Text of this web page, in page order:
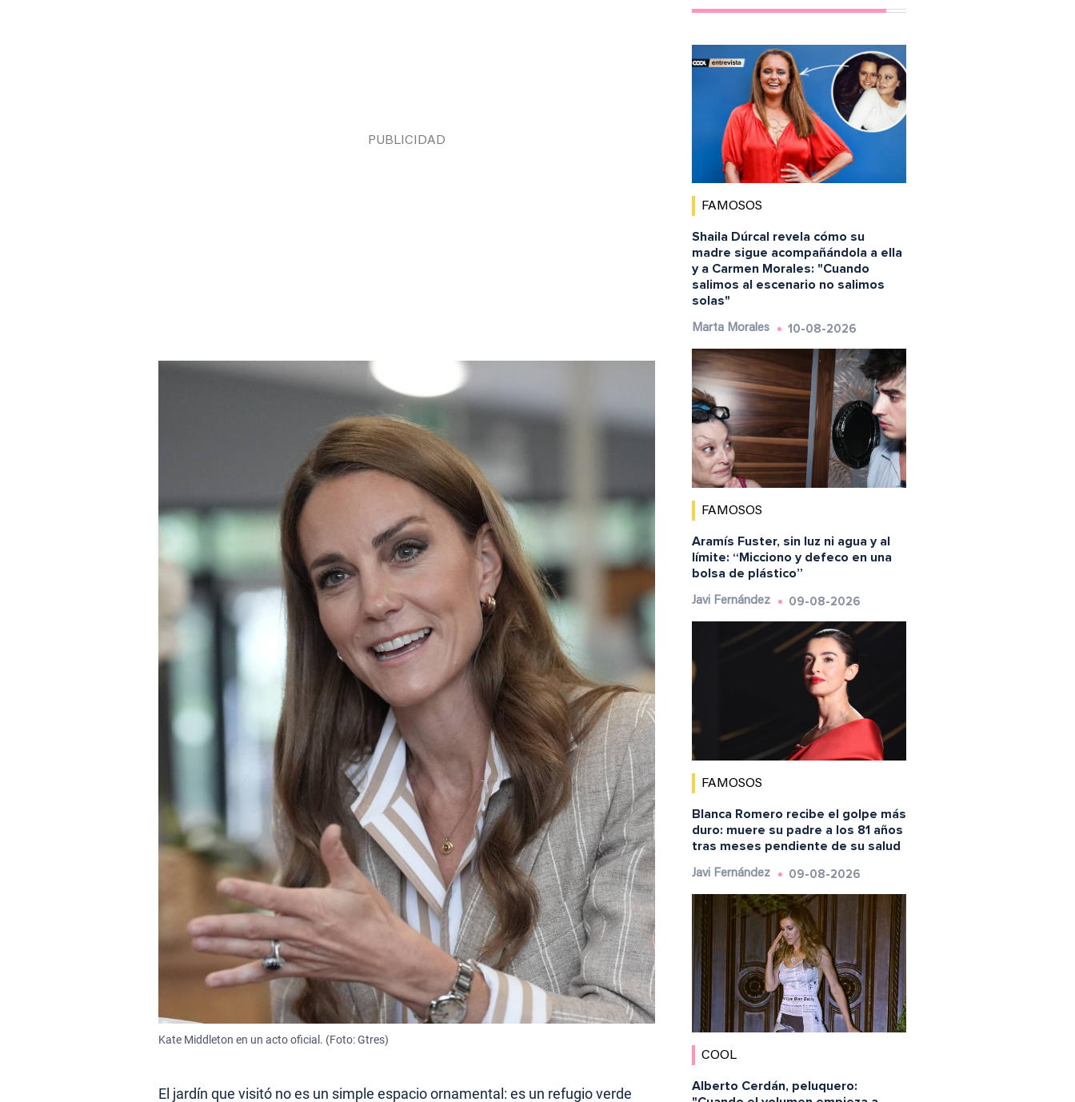
Kate Middleton en un acto oficial. (Foto: Gtres)
El jardín que visitó no es un simple espacio ornamental: es un refugio verde
FAMOSOS
Shaila Dúrcal revela cómo su
madre sigue acompañándola a ella
y a Carmen Morales: "Cuando
salimos al escenario no salimos
solas"
Marta Morales 10-08-2026
FAMOSOS
Aramís Fuster, sin luz ni agua y al
límite: “Micciono y defeco en una
bolsa de plástico”
Javi Fernández 09-08-2026
FAMOSOS
Blanca Romero recibe el golpe más
duro: muere su padre a los 81 años
tras meses pendiente de su salud
Javi Fernández 09-08-2026
COOL
Alberto Cerdán, peluquero: